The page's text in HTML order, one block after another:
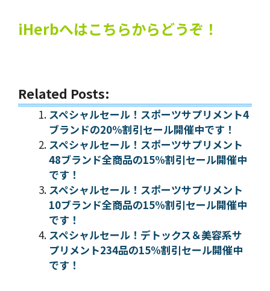
iHerbへはこちらからどうぞ！
Related Posts:
スペシャルセール！スポーツサプリメント4
ブランドの20%割引セール開催中です！
スペシャルセール！スポーツサプリメント
48ブランド全商品の15%割引セール開催中
です！
スペシャルセール！スポーツサプリメント
10ブランド全商品の15%割引セール開催中
です！
スペシャルセール！デトックス＆美容系サ
プリメント234品の15%割引セール開催中
です！